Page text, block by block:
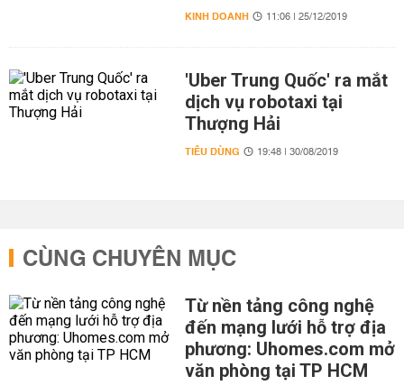
KINH DOANH 11:06 | 25/12/2019
'Uber Trung Quốc' ra mắt
dịch vụ robotaxi tại
Thượng Hải
TIÊU DÙNG 19:48 | 30/08/2019
CÙNG CHUYÊN MỤC
Từ nền tảng công nghệ
đến mạng lưới hỗ trợ địa
phương: Uhomes.com mở
văn phòng tại TP HCM